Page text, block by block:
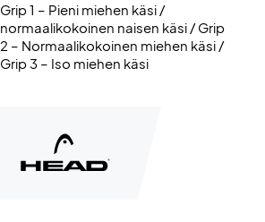
Grip 1 – Pieni miehen käsi /
normaalikokoinen naisen käsi / Grip
2 – Normaalikokoinen miehen käsi /
Grip 3 – Iso miehen käsi